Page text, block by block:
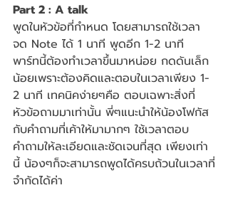
Part 2 : A talk
พูดในหัวข้อที่กำหนด โดยสามารถใช้เวลา
จด Note ได้ 1 นาที พูดอีก 1-2 นาที
พาร์ทนี้ต้องทำเวลาขึ้นมาหน่อย กดดันเล็ก
น้อยเพราะต้องคิดและตอบในเวลาเพียง 1-
2 นาที เทคนิคง่ายๆคือ ตอบเฉพาะสิ่งที่
หัวข้อถามมาเท่านั้น พี่ๆแนะนำให้น้องโฟกัส
กับคำถามที่เค้าให้มามากๆ ใช้เวลาตอบ
คำถามให้ละเอียดและชัดเจนที่สุด เพียงเท่า
นี้ น้องๆก็จะสามารถพูดได้ครบถ้วนในเวลาที่
จำกัดได้ค่า